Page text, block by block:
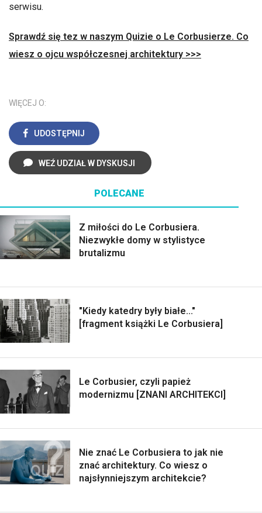
serwisu.
Sprawdź się tez w naszym Quizie o Le Corbusierze. Co
wiesz o ojcu współczesnej architektury >>>
WIĘCEJ O:
UDOSTĘPNIJ
WEŹ UDZIAŁ W DYSKUSJI
POLECANE
Z miłości do Le Corbusiera.
Niezwykłe domy w stylistyce
brutalizmu
"Kiedy katedry były białe..."
[fragment książki Le Corbusiera]
Le Corbusier, czyli papież
modernizmu [ZNANI ARCHITEKCI]
Nie znać Le Corbusiera to jak nie
znać architektury. Co wiesz o
najsłynniejszym architekcie?